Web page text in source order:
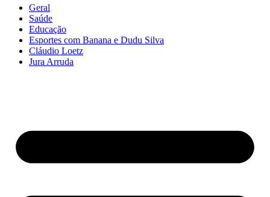
Geral
Saúde
Educação
Esportes com Banana e Dudu Silva
Cláudio Loetz
Jura Arruda